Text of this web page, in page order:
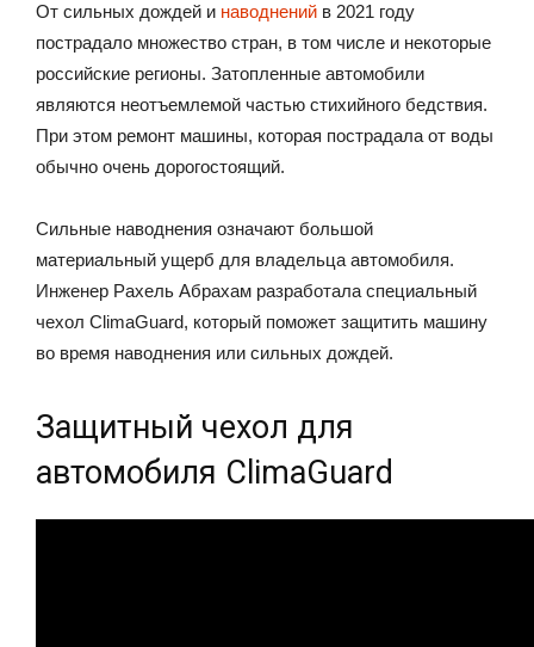
От сильных дождей и наводнений в 2021 году
пострадало множество стран, в том числе и некоторые
российские регионы. Затопленные автомобили
являются неотъемлемой частью стихийного бедствия.
При этом ремонт машины, которая пострадала от воды
обычно очень дорогостоящий.
Сильные наводнения означают большой
материальный ущерб для владельца автомобиля.
Инженер Рахель Абрахам разработала специальный
чехол ClimaGuard, который поможет защитить машину
во время наводнения или сильных дождей.
Защитный чехол для
автомобиля ClimaGuard